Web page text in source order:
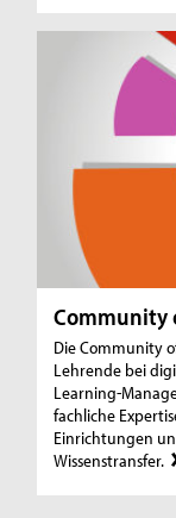
Community
Die Community
Lehrende bei
Learning-
fachliche
Einrichtungen
Wissenstransfer.